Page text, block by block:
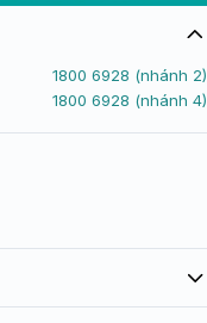
1800 6928 (nhánh 2)
1800 6928 (nhánh 4)